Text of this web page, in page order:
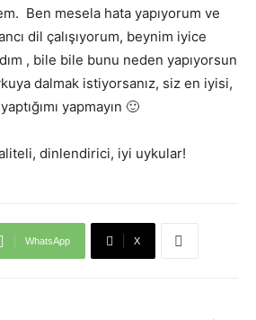
Ben mesela hata yapıyorum ve
dil çalışıyorum, beynim iyice
, bile bile bunu neden yapıyorsun
dalmak istiyorsanız, siz en iyisi,
yapmayın 🙂
dinlendirici, iyi uykular!
WhatsApp X